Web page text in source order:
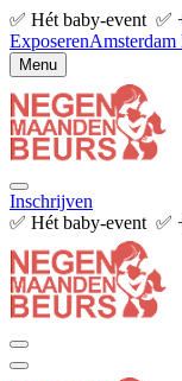
✅ Hét baby-event ✅
Exposeren
Menu
Inschrijven
✅ Hét baby-event ✅